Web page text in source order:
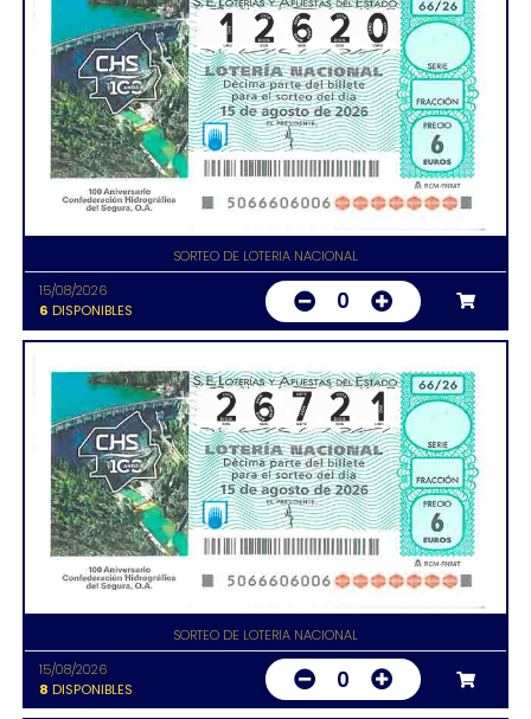
SORTEO DE LOTERIA NACIONAL
15/08/2026
6 DISPONIBLES 0
SORTEO DE LOTERIA NACIONAL
15/08/2026
8 DISPONIBLES 0